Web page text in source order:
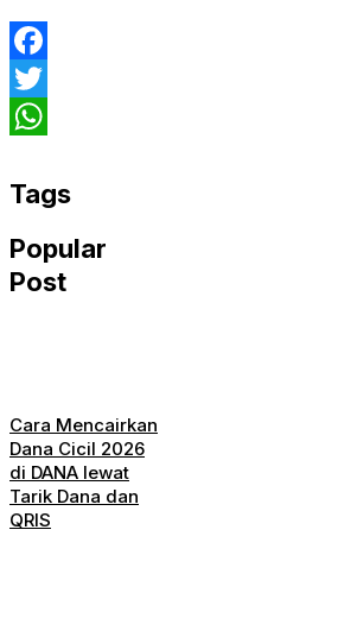
Facebook
Twitter
Tags
Popular
Post
Cara Mencairkan
Dana Cicil 2026
di DANA lewat
Tarik Dana dan
QRIS